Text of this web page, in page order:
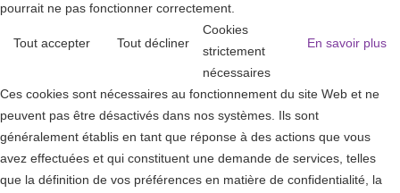
pourrait ne pas fonctionner correctement.
Tout accepter Tout décliner En savoir plus
Cookies
strictement
nécessaires
Ces cookies sont nécessaires au fonctionnement du site Web et ne
peuvent pas être désactivés dans nos systèmes. Ils sont
généralement établis en tant que réponse à des actions que vous
avez effectuées et qui constituent une demande de services, telles
que la définition de vos préférences en matière de confidentialité, la